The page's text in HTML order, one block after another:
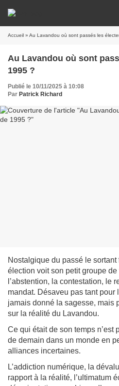
Accueil » Au Lavandou où sont passés les
Au Lavandou où sont
1995 ?
Publié le 10/11/2025 à 10:08
Par Patrick Richard
Nostalgique du passé le
élection voit son petit groupe
l’abstention, la contestation, le
mandat. Désaveu pas tant pour
jamais donné la sagesse, mais
sur la réalité du Lavandou.
Ce qui était de son temps n’est
de demain dans un monde en
alliances incertaines.
L’addiction numérique, la
rapport à la réalité, l’ultimatum